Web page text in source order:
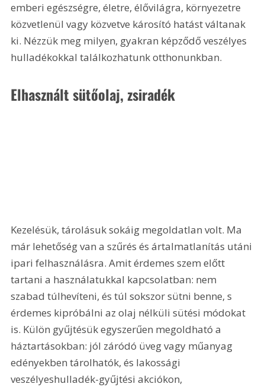
emberi egészségre, életre, élővilágra, környezetre
közvetlenül vagy közvetve károsító hatást váltanak
ki. Nézzük meg milyen, gyakran képződő veszélyes
hulladékokkal találkozhatunk otthonunkban.
Elhasznált sütőolaj, zsiradék
Kezelésük, tárolásuk sokáig megoldatlan volt. Ma
már lehetőség van a szűrés és ártalmatlanítás utáni
ipari felhasználásra. Amit érdemes szem előtt
tartani a használatukkal kapcsolatban: nem
szabad túlhevíteni, és túl sokszor sütni benne, s
érdemes kipróbálni az olaj nélküli sütési módokat
is. Külön gyűjtésük egyszerűen megoldható a
háztartásokban: jól záródó üveg vagy műanyag
edényekben tárolhatók, és lakossági
veszélyeshulladék-gyűjtési akciókon,